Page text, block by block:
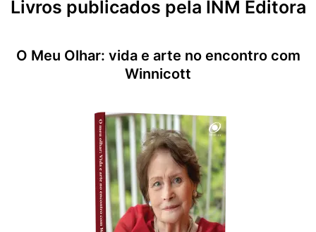
Livros publicados pela INM Editora
O Meu Olhar: vida e arte no encontro com
Winnicott